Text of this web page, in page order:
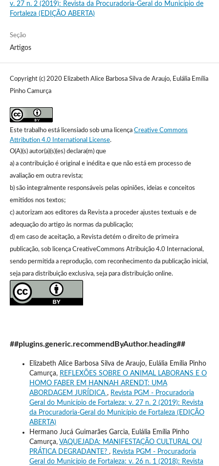
v. 27 n. 2 (2019): Revista da Procuradoria-Geral do Município de
Fortaleza (EDIÇÃO ABERTA)
Seção
Artigos
Copyright (c) 2020 Elizabeth Alice Barbosa Silva de Araujo, Eulália Emília
Pinho Camurça
Este trabalho está licensiado sob uma licença Creative Commons
Attribution 4.0 International License.
O(A)(s) autor(a)(s)(es) declara(m) que
a) a contribuição é original e inédita e que não está em processo de
avaliação em outra revista;
b) são integralmente responsáveis pelas opiniões, ideias e conceitos
emitidos nos textos;
c) autorizam aos editores da Revista a proceder ajustes textuais e de
adequação do artigo às normas da publicação;
d) em caso de aceitação, a Revista detém o direito de primeira
publicação, sob licença CreativeCommons Atribuição 4.0 Internacional,
sendo permitida a reprodução, com reconhecimento da publicação inicial,
seja para distribuição exclusiva, seja para distribuição online.
##plugins.generic.recommendByAuthor.heading##
Elizabeth Alice Barbosa Silva de Araujo, Eulália Emília Pinho
Camurça, REFLEXÕES SOBRE O ANIMAL LABORANS E O
HOMO FABER EM HANNAH ARENDT: UMA
ABORDAGEM JURÍDICA , Revista PGM - Procuradoria
Geral do Município de Fortaleza: v. 27 n. 2 (2019): Revista
da Procuradoria-Geral do Município de Fortaleza (EDIÇÃO
ABERTA)
Hermano Jucá Guimarães Garcia, Eulália Emília Pinho
Camurça, VAQUEJADA: MANIFESTAÇÃO CULTURAL OU
PRÁTICA DEGRADANTE? , Revista PGM - Procuradoria
Geral do Município de Fortaleza: v. 26 n. 1 (2018): Revista